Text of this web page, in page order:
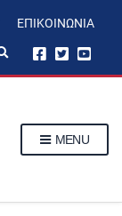
ΕΠΙΚΟΙΝΩΝΊΑ
p
MENU